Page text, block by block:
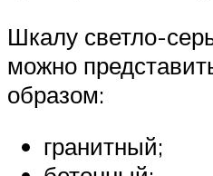
Шкалу светло-
можно
образом:
гранитный;